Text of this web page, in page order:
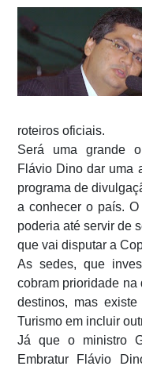
roteiros oficiais.
Será uma grande
Flávio Dino dar uma
programa de
a conhecer o país.
poderia até servir de
que vai disputar a
As sedes, que
cobram prioridade
destinos, mas
Turismo em incluir
Já que o ministro
Embratur Flávio